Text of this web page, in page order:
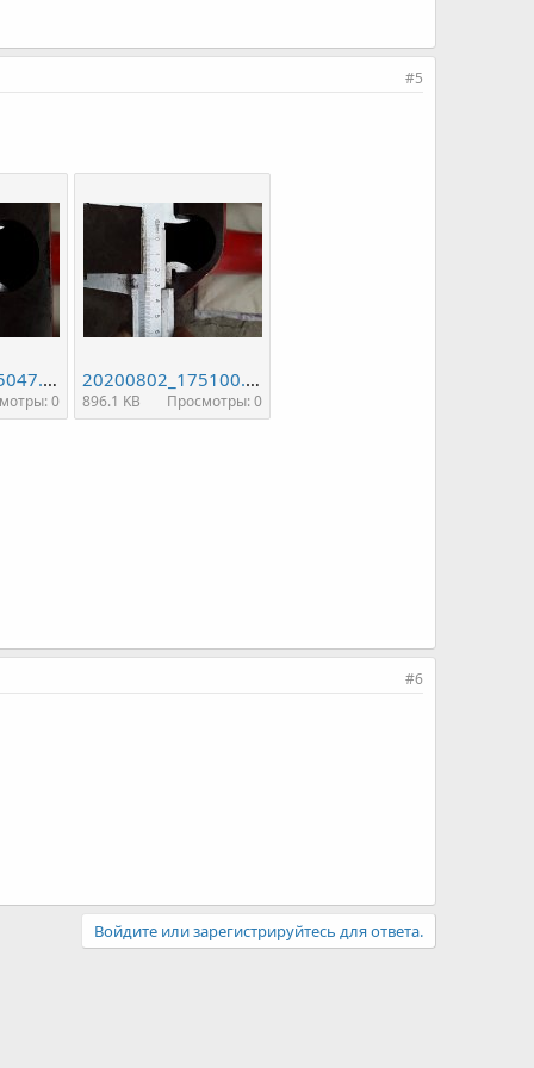
#5
20200802_175047.jpg
0
20200802_175100.jpg
896.1 KB Просмотры: 0
#6
Войдите или зарегистрируйтесь для ответа.